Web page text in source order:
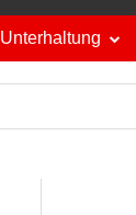
Unterhaltung